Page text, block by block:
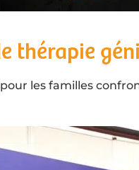
thérapie
les familles